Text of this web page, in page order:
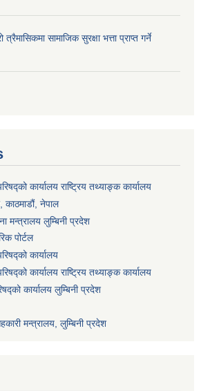
सामाजिक सुरक्षा भत्ता प्राप्त गर्ने
कार्यालय राष्ट्रिय तथ्याङ्क कार्यालय
काठमाडौं, नेपाल
मन्त्रालय लुम्बिनी प्रदेश
पोर्टल
कार्यालय
कार्यालय राष्ट्रिय तथ्याङ्क कार्यालय
कार्यालय लुम्बिनी प्रदेश
मन्त्रालय, लुम्बिनी प्रदेश